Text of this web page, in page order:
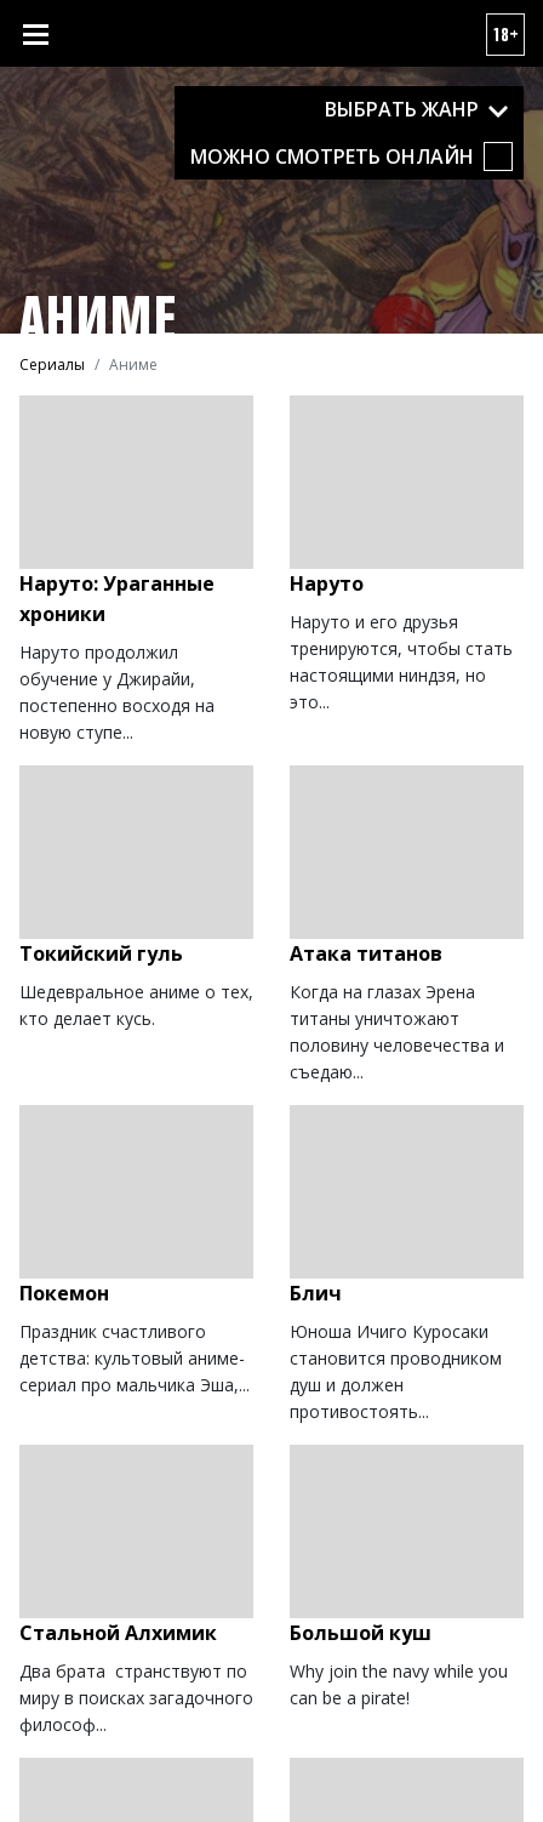
18+
ВЫБРАТЬ ЖАНР
МОЖНО СМОТРЕТЬ ОНЛАЙН
АНИМЕ
Сериалы Аниме
Наруто: Ураганные
хроники
Наруто продолжил
обучение у Джирайи,
постепенно восходя на
новую ступе...
Наруто
Наруто и его друзья
тренируются, чтобы стать
настоящими ниндзя, но
это...
Токийский гуль
Шедевральное аниме о тех,
кто делает кусь.
Атака титанов
Когда на глазах Эрена
титаны уничтожают
половину человечества и
съедаю...
Покемон
Праздник счастливого
детства: культовый аниме-
сериал про мальчика Эша,...
Блич
Юноша Ичиго Куросаки
становится проводником
душ и должен
противостоять...
Стальной Алхимик
Два брата странствуют по
миру в поисках загадочного
философ...
Большой куш
Why join the navy while you
can be a pirate!